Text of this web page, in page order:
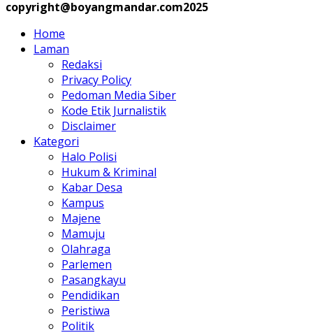
copyright@boyangmandar.com2025
Home
Laman
Redaksi
Privacy Policy
Pedoman Media Siber
Kode Etik Jurnalistik
Disclaimer
Kategori
Halo Polisi
Hukum & Kriminal
Kabar Desa
Kampus
Majene
Mamuju
Olahraga
Parlemen
Pasangkayu
Pendidikan
Peristiwa
Politik